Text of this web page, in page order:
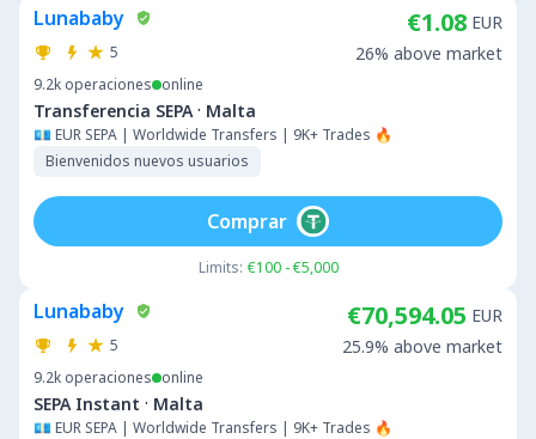
Lunababy
5
9.2k operaciones online
Transferencia SEPA · Malta
💶 EUR SEPA | Worldwide Transfers | 9K+ Trades 🔥
Bienvenidos nuevos usuarios
€1.08 EUR
26% above market
Limits: €100 - €5,000
Comprar
Lunababy
5
9.2k operaciones online
SEPA Instant · Malta
💶 EUR SEPA | Worldwide Transfers | 9K+ Trades 🔥
€70,594.05 EUR
25.9% above market